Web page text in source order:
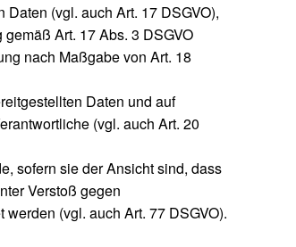
(vgl. auch Art. 17 DSGVO),
Art. 17 Abs. 3 DSGVO
nach Maßgabe von Art. 18
Daten und auf
(vgl. auch Art. 20
sofern sie der Ansicht sind, dass
Verstoß gegen
(vgl. auch Art. 77 DSGVO).